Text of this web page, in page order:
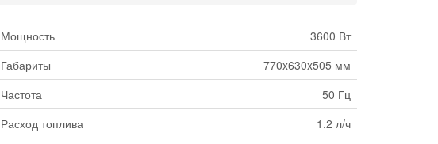
Мощность
3600 Вт
Габариты
770x630x505 мм
Частота
50 Гц
Расход топлива
1.2 л/ч